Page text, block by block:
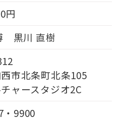
円
黒川 直樹
市北条町北条105
ャースタジオ2C
・9900